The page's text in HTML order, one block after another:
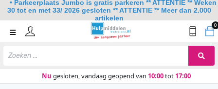
0
Nu gesloten, vandaag geopend van 10:00tot 17:00
Home
• Parkeerplaats Jumbo is gratis parkeren ** ATTENTIE ** Weken
30 tot en met 33/ 2026 gesloten ** ATTENTIE ** Meer dan 2.000
artikelen